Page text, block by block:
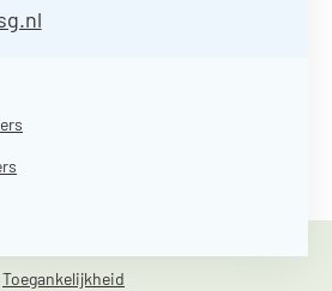
Toegankelijkheid